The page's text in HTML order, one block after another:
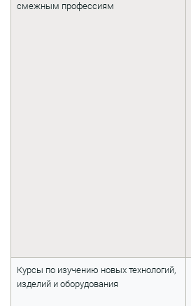
смежным профессиям
Курсы по изучению новых технологий,
изделий и оборудования